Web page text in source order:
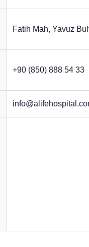
Fatih Mah, Yavuz
+90 (850) 888 54 33